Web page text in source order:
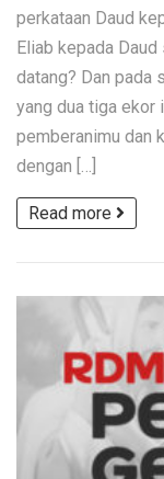
perkataan Daud
Eliab kepada
datang? Dan pada
yang dua tiga ekor
pemberanimu dan
dengan […]
Read more